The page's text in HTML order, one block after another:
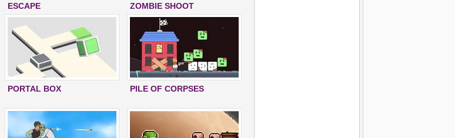
ESCAPE
ZOMBIE SHOOT
PORTAL BOX PILE OF CORPSES